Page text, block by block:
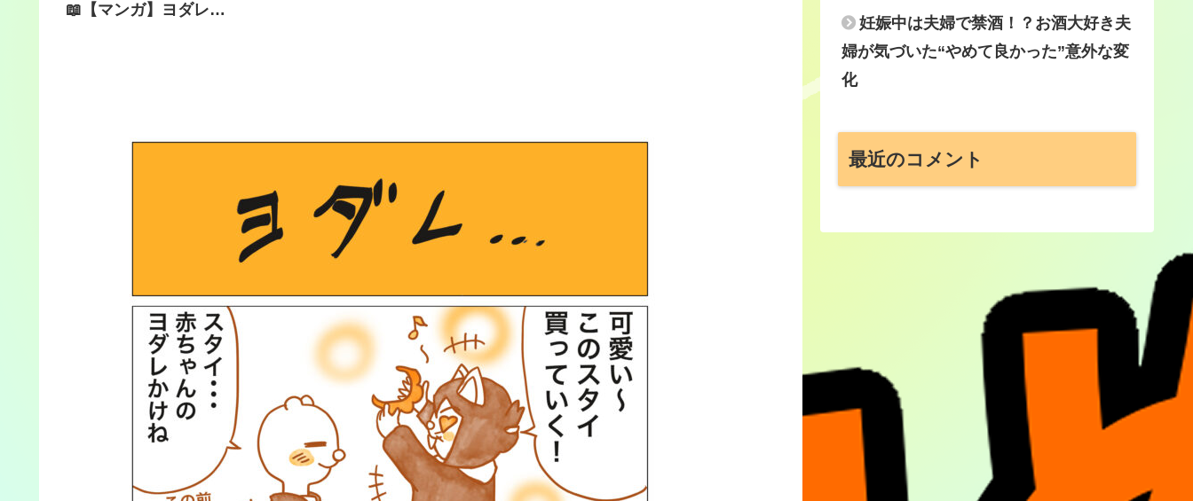
📖【マンガ】ヨダレ…
妊娠中は夫婦で禁酒！？お酒大好き夫
婦が気づいた“やめて良かった”意外な変
化
最近のコメント